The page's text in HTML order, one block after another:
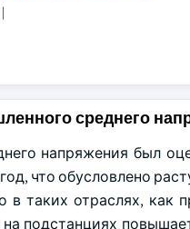
|
среднего
напряжения был
год, что обусловлено
таких отраслях, как
подстанциях